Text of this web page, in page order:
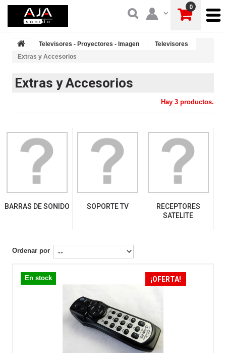
0
Televisores - Proyectores - Imagen
Televisores
Extras y Accesorios
Extras y Accesorios
Hay 3 productos.
BARRAS DE SONIDO SOPORTE TV
RECEPTORES
SATELITE
Ordenar por
En stock ¡OFERTA!